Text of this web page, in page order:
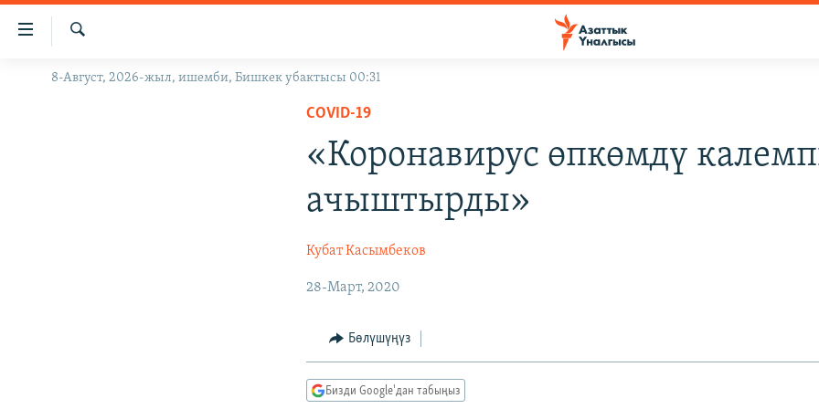
Линктер
Мазмунга
Навигацияга
ЖАҢЫЛЫКТАР
Издөө
8-Август, 2026-жыл, ишемби, Бишкек убактысы 00:31
COVID-19
«Коронавирус өпкөмдү
ачыштырды»
Кубат Касымбеков
28-Март, 2020
Бөлүшүңүз
Бизди Google'дан табыңыз